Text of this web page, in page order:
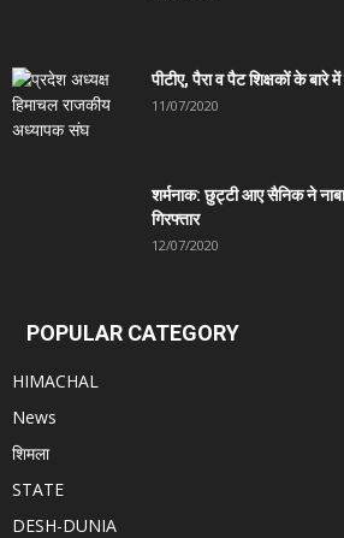
पीटीए, पैरा व पैट शिक्षकों के बारे
11/07/2020
शर्मनाक: छुट्टी आए सैनिक ने
गिरफ्तार
12/07/2020
POPULAR CATEGORY
HIMACHAL
News
शिमला
STATE
DESH-DUNIA